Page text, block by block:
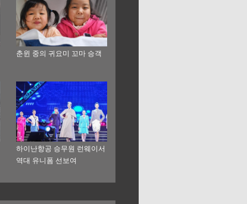
춘윈 중의 귀요미 꼬마 승객
하이난항공 승무원 런웨이서
역대 유니폼 선보여